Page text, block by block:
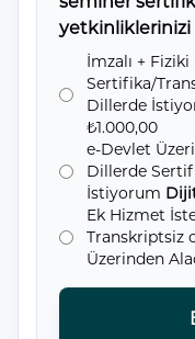
yetkinliklerinizi
İmzalı +
Sertifika/
Dillerde
₺1.000,00
e-Devlet
Dillerde
İstiyorum
Ek Hizmet
Transkriptsiz
Üzerinden